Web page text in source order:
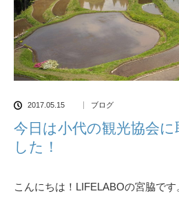
2017.05.15 ブログ
今日は小代の観光協会
した！
こんにちは！LIFELABOの宮脇です